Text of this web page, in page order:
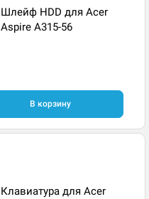
Шлейф HDD для Acer
Aspire A315-56
В корзину
Клавиатура для Acer